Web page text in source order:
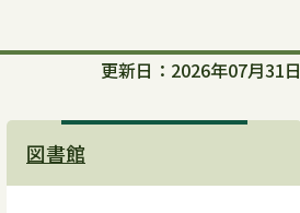
更新日：2026年07月31日
図書館